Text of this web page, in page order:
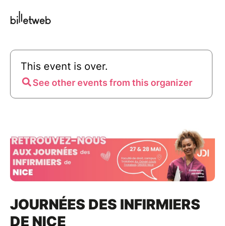
This event is over.
See other events from this organizer
JOURNÉES DES INFIRMIERS
DE NICE